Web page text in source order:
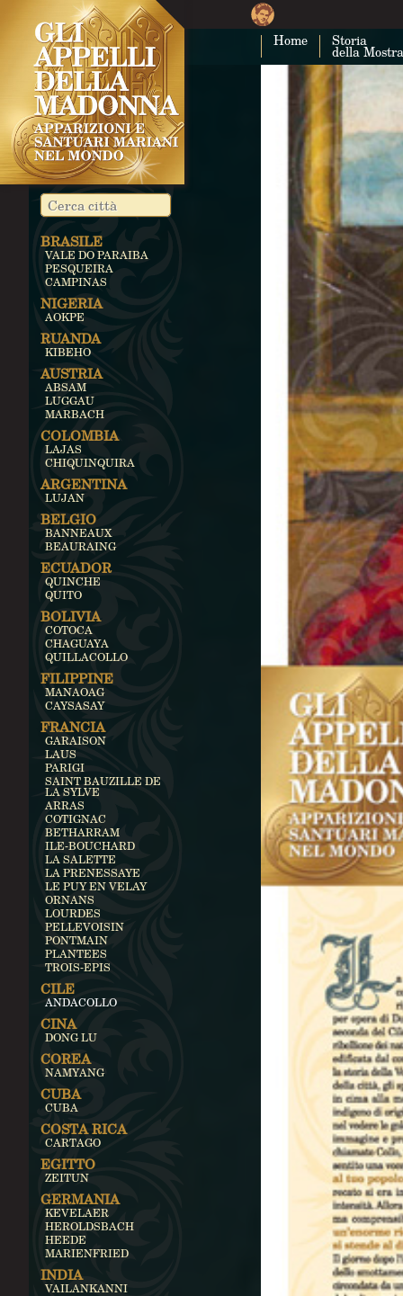
Home Storia
della Mostra
BRASILE
VALE DO PARAIBA
PESQUEIRA
CAMPINAS
NIGERIA
AOKPE
RUANDA
KIBEHO
AUSTRIA
ABSAM
LUGGAU
MARBACH
COLOMBIA
LAJAS
CHIQUINQUIRA
ARGENTINA
LUJAN
BELGIO
BANNEAUX
BEAURAING
ECUADOR
QUINCHE
QUITO
BOLIVIA
COTOCA
CHAGUAYA
QUILLACOLLO
FILIPPINE
MANAOAG
CAYSASAY
FRANCIA
GARAISON
LAUS
PARIGI
SAINT BAUZILLE DE
LA SYLVE
ARRAS
COTIGNAC
BETHARRAM
ILE-BOUCHARD
LA SALETTE
LA PRENESSAYE
LE PUY EN VELAY
ORNANS
LOURDES
PELLEVOISIN
PONTMAIN
PLANTEES
TROIS-EPIS
CILE
ANDACOLLO
CINA
DONG LU
COREA
NAMYANG
CUBA
CUBA
COSTA RICA
CARTAGO
EGITTO
ZEITUN
GERMANIA
KEVELAER
HEROLDSBACH
HEEDE
MARIENFRIED
INDIA
VAILANKANNI